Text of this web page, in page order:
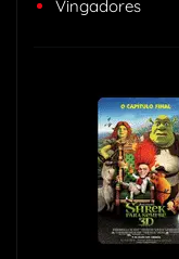
Vingadores